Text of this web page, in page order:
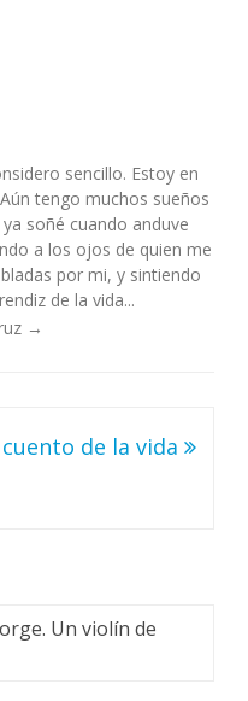
sencillo. Estoy en
tengo muchos sueños
soñé cuando anduve
a los ojos de quien me
por mi, y sintiendo
de la vida...
→
cuento de la vida
Un violín de